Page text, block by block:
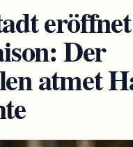
eröffnet
Der
atmet